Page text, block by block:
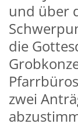
und über
die
zwei